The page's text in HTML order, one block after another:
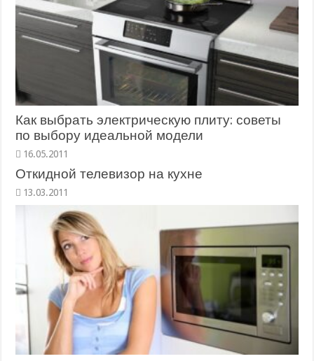
Как выбрать электрическую плиту: советы
по выбору идеальной модели
16.05.2011
Откидной телевизор на кухне
13.03.2011